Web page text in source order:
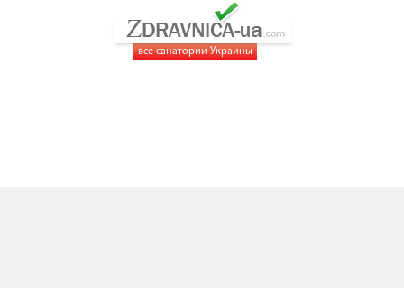
все санатории Украины